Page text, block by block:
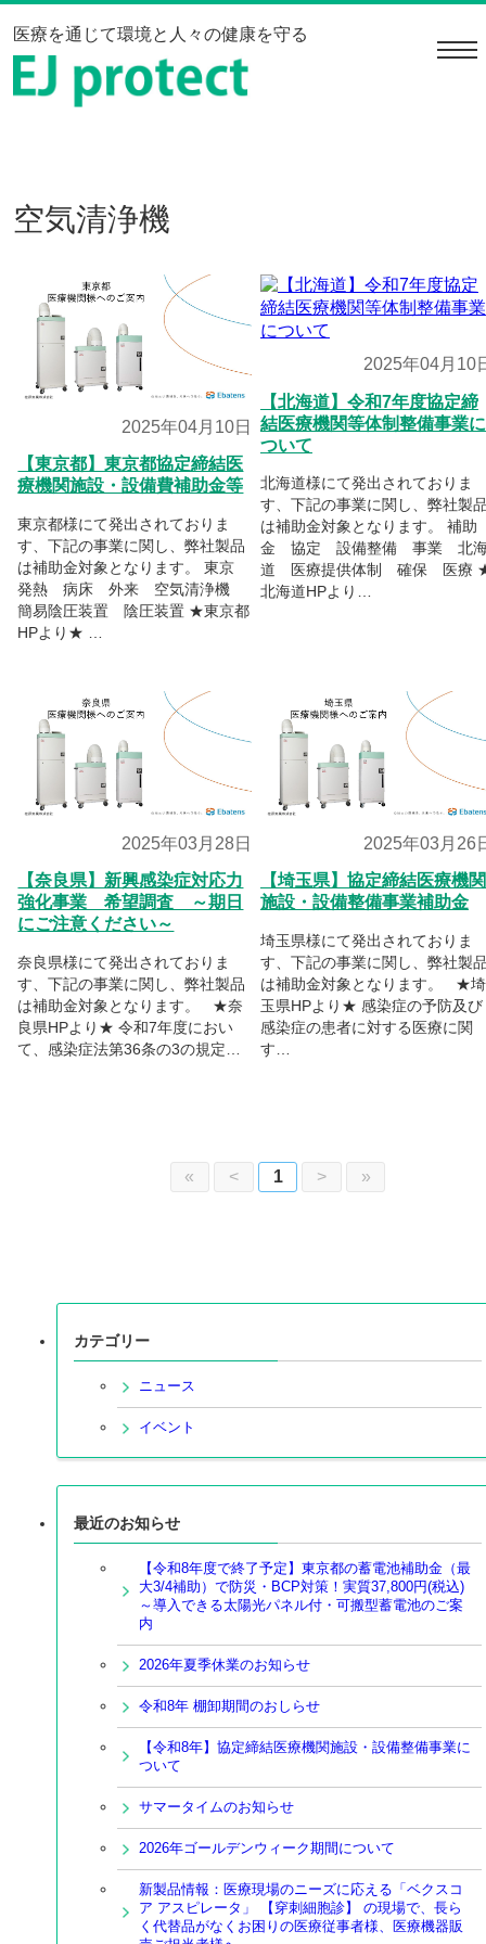
医療を通じて環境と人々の健康を守る
空気清浄機
2025年04月10日
【東京都】東京都協定締結医
療機関施設・設備費補助金等
東京都様にて発出されておりま
す、下記の事業に関し、弊社製品
は補助金対象となります。 東京
発熱 病床 外来 空気清浄機
簡易陰圧装置 陰圧装置 ★東京都
HPより★ …
2025年04月10
【北海道】令和7年度協定締
結医療機関等体制整備事業に
ついて
北海道様にて発出されておりま
す、下記の事業に関し、弊社製
は補助金対象となります。 補助
金 協定 設備整備 事業 北
道 医療提供体制 確保 医療
北海道HPより…
2025年03月28日
【奈良県】新興感染症対応力
強化事業 希望調査 ～期日
にご注意ください～
奈良県様にて発出されておりま
す、下記の事業に関し、弊社製品
は補助金対象となります。 ★奈
良県HPより★ 令和7年度におい
て、感染症法第36条の3の規定…
2025年03月26
【埼玉県】協定締結医療機関
施設・設備整備事業補助金
埼玉県様にて発出されておりま
す、下記の事業に関し、弊社製
は補助金対象となります。 ★埼
玉県HPより★ 感染症の予防及び
感染症の患者に対する医療に関
す…
« < 1 > »
カテゴリー
ニュース
イベント
最近のお知らせ
【令和8年度で終了予定】東京都の蓄電池補助金（最
大3/4補助）で防災・BCP対策！実質37,800円(税込)
～導入できる太陽光パネル付・可搬型蓄電池のご案
内
2026年夏季休業のお知らせ
令和8年 棚卸期間のおしらせ
【令和8年】協定締結医療機関施設・設備整備事業に
ついて
サマータイムのお知らせ
2026年ゴールデンウィーク期間について
新製品情報：医療現場のニーズに応える「ベクスコ
ア アスピレータ」 【穿刺細胞診】 の現場で、長ら
く代替品がなくお困りの医療従事者様、医療機器販